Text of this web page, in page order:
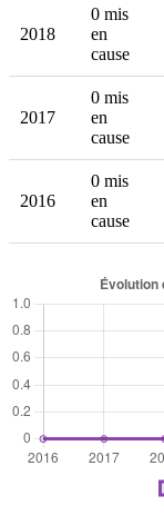
2018
0 mis
en
cause
2017
0 mis
en
cause
2016
0 mis
en
cause